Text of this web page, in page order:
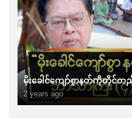
မိုးခေါင်ကျော်စွာနတ်ကိုတိုင်တ
2 years ago